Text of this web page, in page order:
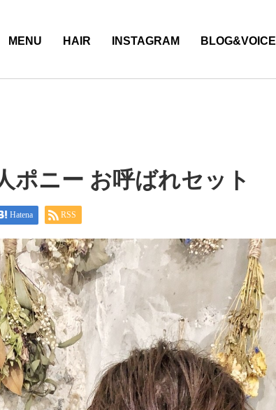
MENU HAIR INSTAGRAM BLOG&VOICE
ポニー お呼ばれセット
Hatena RSS